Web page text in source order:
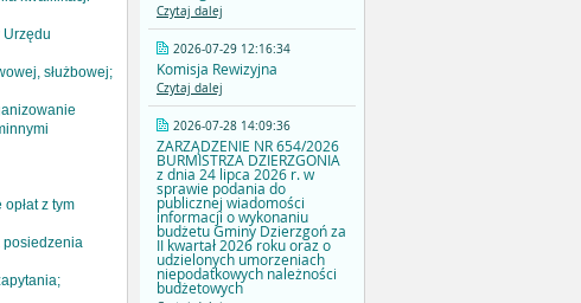
Czytaj dalej
2026-07-29 12:16:34
Komisja Rewizyjna
Czytaj dalej
2026-07-28 14:09:36
ZARZĄDZENIE NR 654/2026
BURMISTRZA DZIERZGONIA
z dnia 24 lipca 2026 r. w
sprawie podania do
publicznej wiadomości
informacji o wykonaniu
budżetu Gminy Dzierzgoń za
II kwartał 2026 roku oraz o
udzielonych umorzeniach
niepodatkowych należności
budżetowych
Urzędu
służbowej;
z tym
posiedzenia